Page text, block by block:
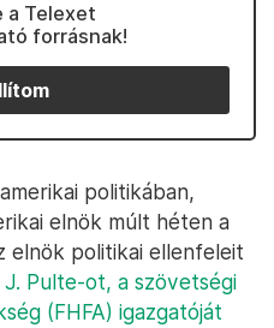
a Telexet
forrásnak!
politikában,
elnök múlt héten a
elnök politikai ellenfeleit
J. Pulte-ot, a szövetségi
(FHFA) igazgatóját